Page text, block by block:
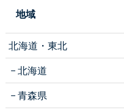
地域
北海道・東北
北海道
青森県